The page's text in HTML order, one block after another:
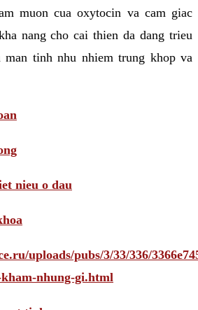
muon cua oxytocin va cam giac
nang cho cai thien da dang trieu
man tinh nhu nhiem trung khop va
nieu o dau
uploads/pubs/3/33/336/
nhung-gi.html